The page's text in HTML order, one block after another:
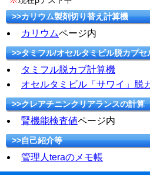
>>カリウム製剤切り替え計算機
カリウムページ内
>>タミフル/オセルタミビル脱カプセ
タミフル脱カプ計算機
オセルタミビル「サワイ」脱
>>クレアチニンクリアランスの計算
腎機能検査値ページ内
>>自己紹介等
管理人teraのメモ帳